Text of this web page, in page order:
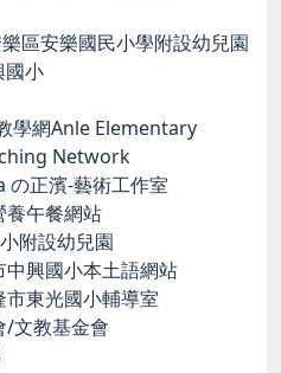
區安樂國民小學附設幼兒園
小
學網Anle Elementary
Network
正濱-藝術工作室
養午餐網站
附設幼兒園
興國小本土語網站
東光國小輔導室
/文教基金會